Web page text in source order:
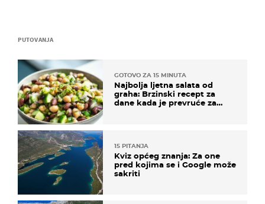
PUTOVANJA
GOTOVO ZA 15 MINUTA
Najbolja ljetna salata od
graha: Brzinski recept za
dane kada je prevruće za
15 PITANJA
Kviz općeg znanja: Za one
pred kojima se i Google može
sakriti